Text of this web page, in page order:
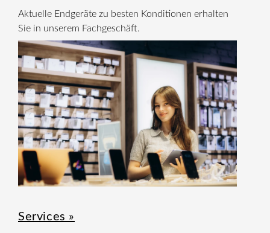
Aktuelle Endgeräte zu besten Konditionen erhalten
Sie in unserem Fachgeschäft.
Services »